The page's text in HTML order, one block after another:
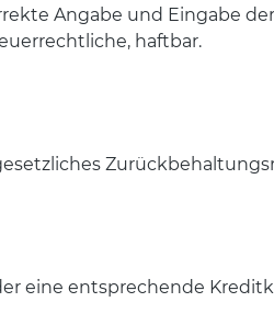
Angabe und Eingabe der
haftbar.
eine entsprechende